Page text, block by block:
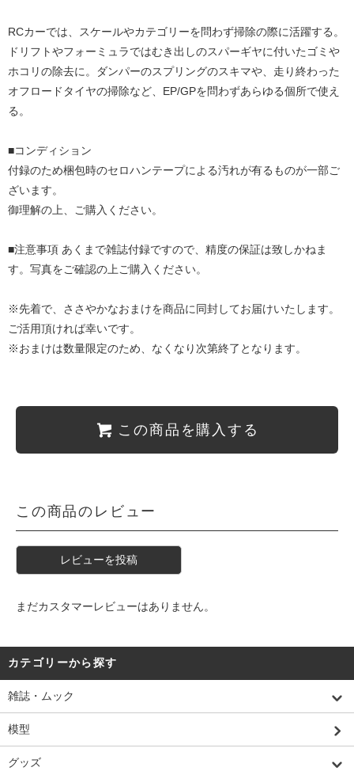
RCカーでは、スケールやカテゴリーを問わず掃除の際に活躍する。
ドリフトやフォーミュラではむき出しのスパーギヤに付いたゴミや
ホコリの除去に。ダンパーのスプリングのスキマや、走り終わった
オフロードタイヤの掃除など、EP/GPを問わずあらゆる個所で使え
る。
■コンディション
付録のため梱包時のセロハンテープによる汚れが有るものが一部ご
ざいます。
御理解の上、ご購入ください。
■注意事項 あくまで雑誌付録ですので、精度の保証は致しかねま
す。写真をご確認の上ご購入ください。
※先着で、ささやかなおまけを商品に同封してお届けいたします。
ご活用頂ければ幸いです。
※おまけは数量限定のため、なくなり次第終了となります。
この商品を購入する
この商品のレビュー
レビューを投稿
まだカスタマーレビューはありません。
カテゴリーから探す
雑誌・ムック
模型
グッズ